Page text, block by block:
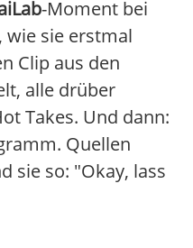
-Moment bei
wie sie erstmal
Clip aus den
alle drüber
Takes. Und dann:
Quellen
sie so: "Okay, lass